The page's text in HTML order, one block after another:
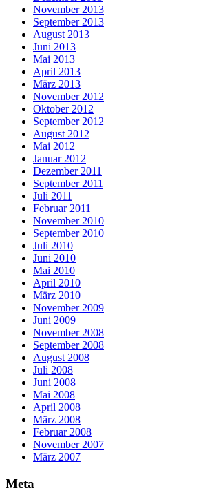
November 2013
September 2013
August 2013
Juni 2013
Mai 2013
April 2013
März 2013
November 2012
Oktober 2012
September 2012
August 2012
Mai 2012
Januar 2012
Dezember 2011
September 2011
Juli 2011
Februar 2011
November 2010
September 2010
Juli 2010
Juni 2010
Mai 2010
April 2010
März 2010
November 2009
Juni 2009
November 2008
September 2008
August 2008
Juli 2008
Juni 2008
Mai 2008
April 2008
März 2008
Februar 2008
November 2007
März 2007
Meta